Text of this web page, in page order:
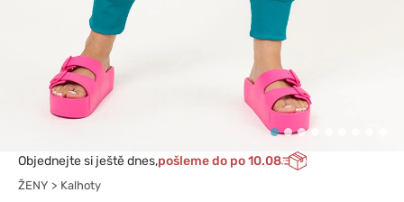
Objednejte si ještě dnes,pošleme do po 10.08
ŽENY Kalhoty